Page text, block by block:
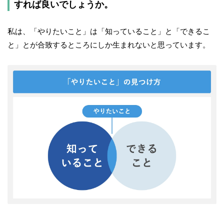
すれば良いでしょうか。
私は、「やりたいこと」は「知っていること」と「できるこ
と」とが合致するところにしか生まれないと思っています。